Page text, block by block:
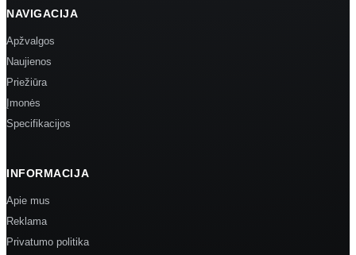
NAVIGACIJA
Apžvalgos
Naujienos
Priežiūra
Įmonės
Specifikacijos
INFORMACIJA
Apie mus
Reklama
Privatumo politika